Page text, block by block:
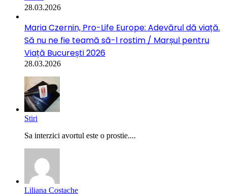
28.03.2026
Maria Czernin, Pro-Life Europe: Adevărul dă viață.
Să nu ne fie teamă să-l rostim / Marșul pentru
Viață București 2026
28.03.2026
Stiri
Sa interzici avortul este o prostie....
Liliana Costache